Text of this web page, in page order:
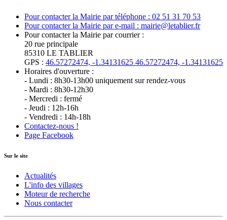
Pour contacter la Mairie par téléphone : 02 51 31 70 53
Pour contacter la Mairie par e-mail : mairie@letablier.fr
Pour contacter la Mairie par courrier :
20 rue principale
85310 LE TABLIER
GPS : 46.57272474, -1.34131625 46.57272474, -1.34131625
Horaires d'ouverture :
- Lundi : 8h30-13h00 uniquement sur rendez-vous
- Mardi : 8h30-12h30
- Mercredi : fermé
- Jeudi : 12h-16h
- Vendredi : 14h-18h
Contactez-nous !
Page Facebook
Sur le site
Actualités
L'info des villages
Moteur de recherche
Nous contacter